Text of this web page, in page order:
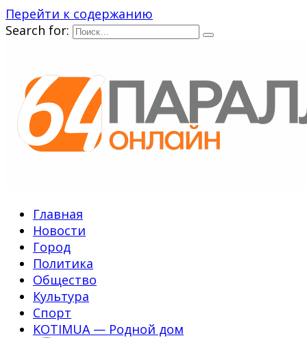
Перейти к содержанию
Search for:
Главная
Новости
Город
Политика
Общество
Культура
Спорт
KOTIMUA — Родной дом